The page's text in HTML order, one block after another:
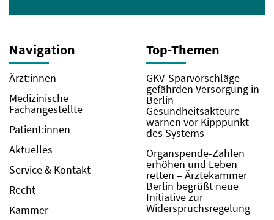
Navigation
Ärzt:innen
Medizinische
Fachangestellte
Patient:innen
Aktuelles
Service & Kontakt
Recht
Kammer
Top-Themen
GKV-Sparvorschläge
gefährden Versorgung in
Berlin –
Gesundheitsakteure
warnen vor Kipppunkt
des Systems
Organspende-Zahlen
erhöhen und Leben
retten – Ärztekammer
Berlin begrüßt neue
Initiative zur
Widerspruchsregelung